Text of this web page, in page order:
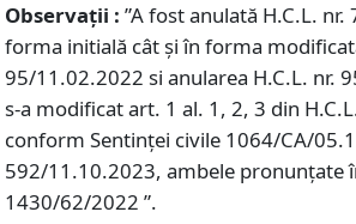
Observații : ”A fost anulată H.C.L.
forma initială cât și în forma
95/11.02.2022 si anularea H.C.L. nr.
s-a modificat art. 1 al. 1, 2, 3 din
conform Sentinței civile 1064/CA/
592/11.10.2023, ambele pronunțate
1430/62/2022 ”.